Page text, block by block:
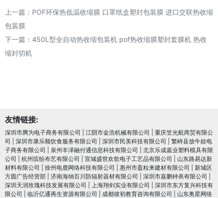
上一篇： POF环保热低温收缩膜 口罩纸盒塑封包装膜 进口交联热收缩
包装膜
下一篇： 450L型全自动热收缩包装机 pof热收缩膜塑封套膜机 热收
缩封切机
友情链接:
深圳市腾为电子商务有限公司 江阴市金浩机械有限公司
重庆笠光航商贸有限公
司
深圳市康乐顺饮食服务有限公司 深圳市民美科技有限公司
繁峙县放牛娃电
子商务有限公司
泉州丰泽融付通信息科技有限公司
北京乐成嘉业塑料模具有限
公司
杭州缤纷布艺有限公司 宣城盛世欢歌电子工艺品有限公司
山东路易达新
材料有限公司
徐州电鹿网络科技有限公司 惠州市盈粒来建材有限公司
新城区
方圆广告经营部
济南海纳百川防辐射器材有限公司 深圳市嘉鹏钟表有限公司
深圳天润玫瑰科技发展有限公司
上海翔剑实业有限公司
深圳市东方复兴科技有
限公司
临沂亿通再生资源有限公司 成都彼初教育咨询有限公司
山东奥星网络